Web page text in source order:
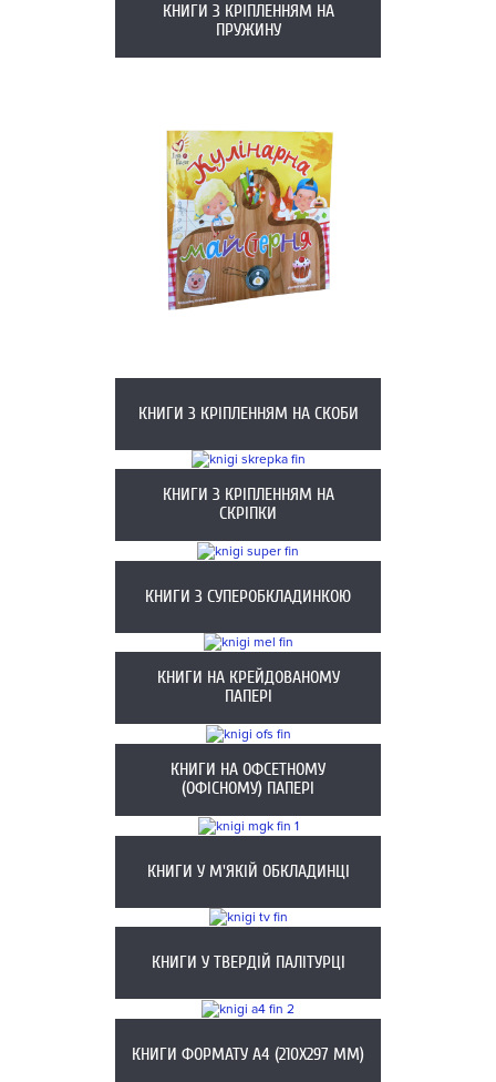
КНИГИ З КРІПЛЕННЯМ НА
ПРУЖИНУ
КНИГИ З КРІПЛЕННЯМ НА СКОБИ
КНИГИ З КРІПЛЕННЯМ НА
СКРІПКИ
КНИГИ З СУПЕРОБКЛАДИНКОЮ
КНИГИ НА КРЕЙДОВАНОМУ
ПАПЕРІ
КНИГИ НА ОФСЕТНОМУ
(ОФІСНОМУ) ПАПЕРІ
КНИГИ У М'ЯКІЙ ОБКЛАДИНЦІ
КНИГИ У ТВЕРДІЙ ПАЛІТУРЦІ
КНИГИ ФОРМАТУ А4 (210Х297 ММ)